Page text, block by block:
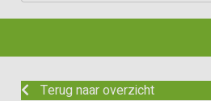
Terug naar overzicht